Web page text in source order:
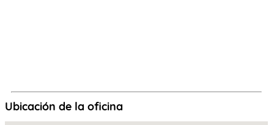
Ubicación de la oficina